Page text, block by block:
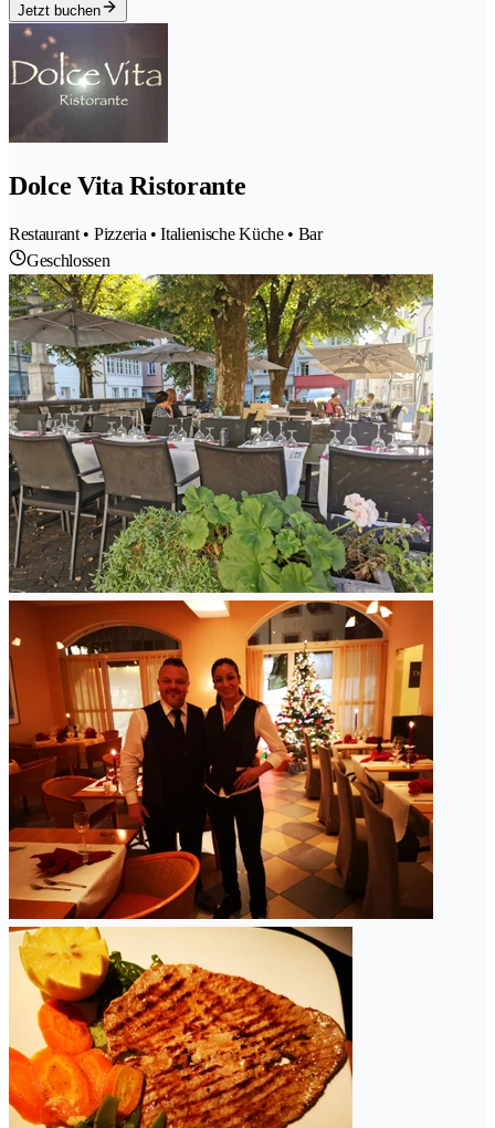
Jetzt buchen
Dolce Vita Ristorante
Restaurant • Pizzeria • Italienische Küche • Bar
Geschlossen